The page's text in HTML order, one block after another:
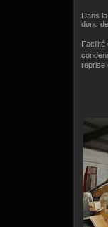
Dans
donc
Facilité
reprise